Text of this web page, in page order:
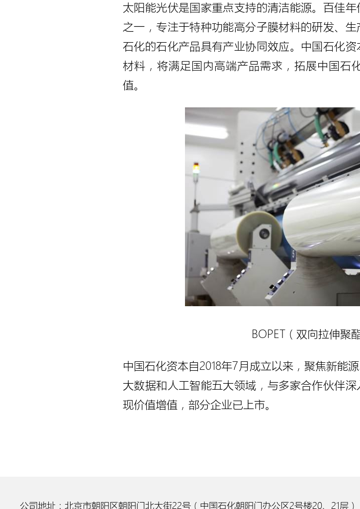
太阳能光伏是国家重点支持的清洁能源。百佳
之一，专注于特种功能高分子膜材料的研发、
石化的石化产品具有产业协同效应。中国石化
材料，将满足国内高端产品需求，拓展中国石
值。
BOPET（双向拉伸聚
中国石化资本自2018年7月成立以来，聚焦新能
大数据和人工智能五大领域，与多家合作伙伴
现价值增值，部分企业已上市。
公司地址：北京市朝阳区朝阳门北大街22号（中国石化朝阳门办公区2号楼20、21层）